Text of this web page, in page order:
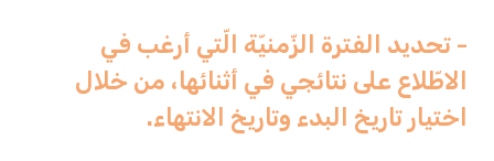
- تحديد الفترة الزّمنيّة الّتي أرغب في
الاطّلاع على نتائجي في أثنائها، من خلال
اختيار تاريخ البدء وتاريخ الانتهاء.